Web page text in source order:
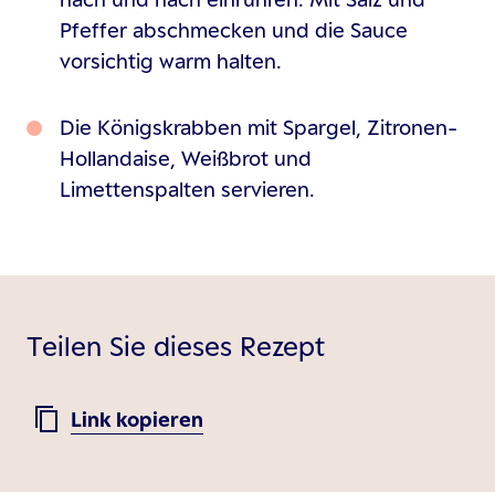
Pfeffer abschmecken und die Sauce
vorsichtig warm halten.
Die Königskrabben mit Spargel, Zitronen-
Hollandaise, Weißbrot und
Limettenspalten servieren.
Teilen Sie dieses Rezept
Link kopieren